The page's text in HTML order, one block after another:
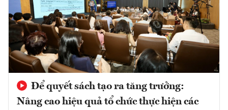
Để quyết sách tạo ra tăng trưởng:
Nâng cao hiệu quả tổ chức thực hiện các